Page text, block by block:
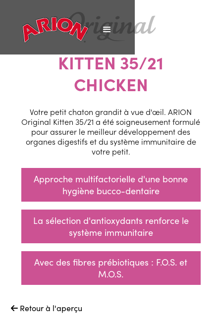
KITTEN 35/21
CHICKEN
Votre petit chaton grandit à vue d'œil. ARION
Original Kitten 35/21 a été soigneusement formulé
pour assurer le meilleur développement des
organes digestifs et du système immunitaire de
votre petit.
Approche multifactorielle d'une bonne
hygiène bucco-dentaire
La sélection d'antioxydants renforce le
système immunitaire
Avec des fibres prébiotiques : F.O.S. et
M.O.S.
 Retour à l'aperçu